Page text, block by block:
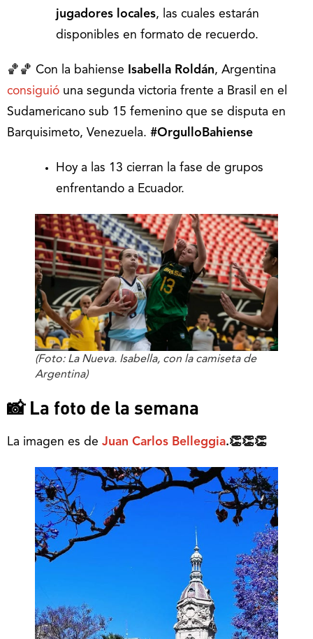
jugadores locales, las cuales estarán
disponibles en formato de recuerdo.
🏀🏀 Con la bahiense Isabella Roldán, Argentina
consiguió una segunda victoria frente a Brasil en el
Sudamericano sub 15 femenino que se disputa en
Barquisimeto, Venezuela. #OrgulloBahiense
Hoy a las 13 cierran la fase de grupos
enfrentando a Ecuador.
(Foto: La Nueva. Isabella, con la camiseta de
Argentina)
📸 La foto de la semana
La imagen es de Juan Carlos Belleggia.👏👏👏